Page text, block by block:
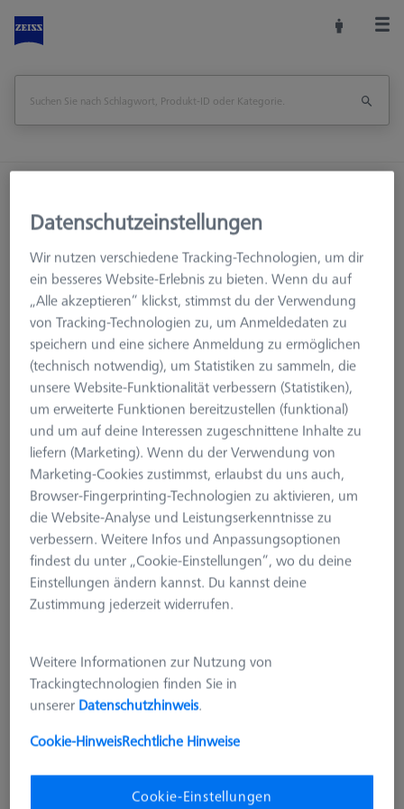
Optische 3D-Messtechnik
Fixtures
Schlossbolzen für Verstellelement einfach und Verstellelement
zweifach - AF25, 5 Stück
Seite drucken
Übersicht
VERBINDUNGSELEMENTE
Datenschutzeinstellungen
Wir nutzen verschiedene Tracking-Technologien, um dir
ein besseres Website-Erlebnis zu bieten. Wenn du auf
„Alle akzeptieren“ klickst, stimmst du der Verwendung
von Tracking-Technologien zu, um Anmeldedaten zu
speichern und eine sichere Anmeldung zu ermöglichen
(technisch notwendig), um Statistiken zu sammeln, die
unsere Website-Funktionalität verbessern (Statistiken),
um erweiterte Funktionen bereitzustellen (funktional)
und um auf deine Interessen zugeschnittene Inhalte zu
liefern (Marketing). Wenn du der Verwendung von
Marketing-Cookies zustimmst, erlaubst du uns auch,
Browser-Fingerprinting-Technologien zu aktivieren, um
die Website-Analyse und Leistungserkenntnisse zu
verbessern. Weitere Infos und Anpassungsoptionen
findest du unter „Cookie-Einstellungen“, wo du deine
Einstellungen ändern kannst. Du kannst deine
Zustimmung jederzeit widerrufen.
Weitere Informationen zur Nutzung von
Trackingtechnologien finden Sie in
unserer Datenschutzhinweis.
Cookie-HinweisRechtliche Hinweise
Cookie-Einstellungen